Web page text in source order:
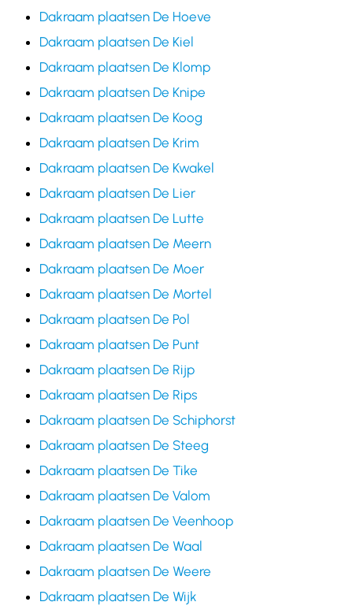
Dakraam plaatsen De Hoeve
Dakraam plaatsen De Kiel
Dakraam plaatsen De Klomp
Dakraam plaatsen De Knipe
Dakraam plaatsen De Koog
Dakraam plaatsen De Krim
Dakraam plaatsen De Kwakel
Dakraam plaatsen De Lier
Dakraam plaatsen De Lutte
Dakraam plaatsen De Meern
Dakraam plaatsen De Moer
Dakraam plaatsen De Mortel
Dakraam plaatsen De Pol
Dakraam plaatsen De Punt
Dakraam plaatsen De Rijp
Dakraam plaatsen De Rips
Dakraam plaatsen De Schiphorst
Dakraam plaatsen De Steeg
Dakraam plaatsen De Tike
Dakraam plaatsen De Valom
Dakraam plaatsen De Veenhoop
Dakraam plaatsen De Waal
Dakraam plaatsen De Weere
Dakraam plaatsen De Wijk